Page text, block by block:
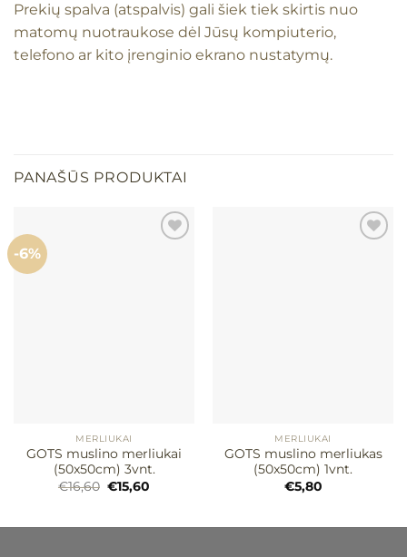
Prekių spalva (atspalvis) gali šiek tiek skirtis nuo
matomų nuotraukose dėl Jūsų kompiuterio,
telefono ar kito įrenginio ekrano nustatymų.
PANAŠŪS PRODUKTAI
-6%
MERLIUKAI
GOTS muslino merliukai
(50x50cm) 3vnt.
€16,60 Original
price
€15,60
MERLIUKAI
GOTS muslino merliukas
(50x50cm) 1vnt.
€5,80